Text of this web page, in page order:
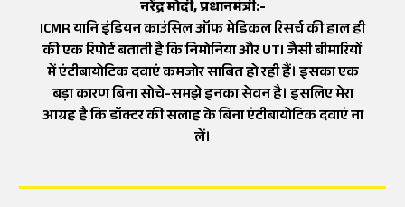
नरेंद्र मोदी, प्रधानमंत्री:-
ICMR यानि इंडियन काउंसिल ऑफ मेडिकल रिसर्च की हाल ही
की एक रिपोर्ट बताती है कि निमोनिया और UTI जैसी बीमारियों
में एंटीबायोटिक दवाएं कमजोर साबित हो रही हैं। इसका एक
बड़ा कारण बिना सोचे-समझे इनका सेवन है। इसलिए मेरा
आग्रह है कि डॉक्टर की सलाह के बिना एंटीबायोटिक दवाएं ना
लें।